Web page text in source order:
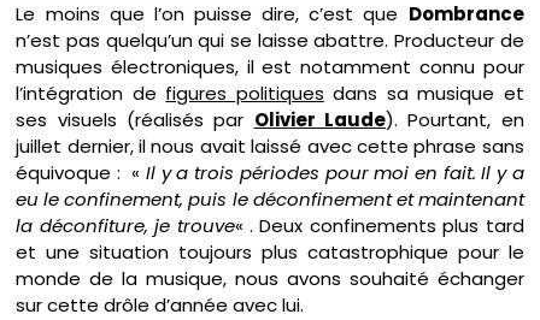
Le moins que l’on puisse dire, c’est que Dombrance
n’est pas quelqu’un qui se laisse abattre. Producteur de
musiques électroniques, il est notamment connu pour
l’intégration de figures politiques dans sa musique et
ses visuels (réalisés par Olivier Laude). Pourtant, en
juillet dernier, il nous avait laissé avec cette phrase sans
équivoque : «Il y a trois périodes pour moi en fait. Il y a
eu le confinement, puis le déconfinement et maintenant
la déconfiture, je trouve« . Deux confinements plus tard
et une situation toujours plus catastrophique pour le
monde de la musique, nous avons souhaité échanger
sur cette drôle d’année avec lui.